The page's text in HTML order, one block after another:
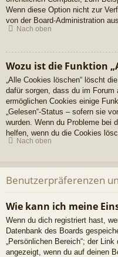
Wenn diese Option nicht zur
von der Board-Administration
Nach oben
Wozu ist die Funktion
„Alle Cookies löschen“ löscht
dafür sorgen, dass du im Forum
ermöglichen Cookies einige
„Gelesen“-Status – sofern sie
wurden. Wenn du Probleme bei
helfen, wenn du die Cookies
Nach oben
Benutzerpräferenzen
Wie kann ich meine
Wenn du dich registriert hast,
Datenbank des Boards
„Persönlichen Bereich“; der
angezeigt, wenn du auf deinen